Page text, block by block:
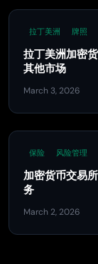
拉丁美洲 牌照
拉丁美洲加密
其他市场
March 3, 2026
保险 风险管理
加密货币交易
务
March 2, 2026